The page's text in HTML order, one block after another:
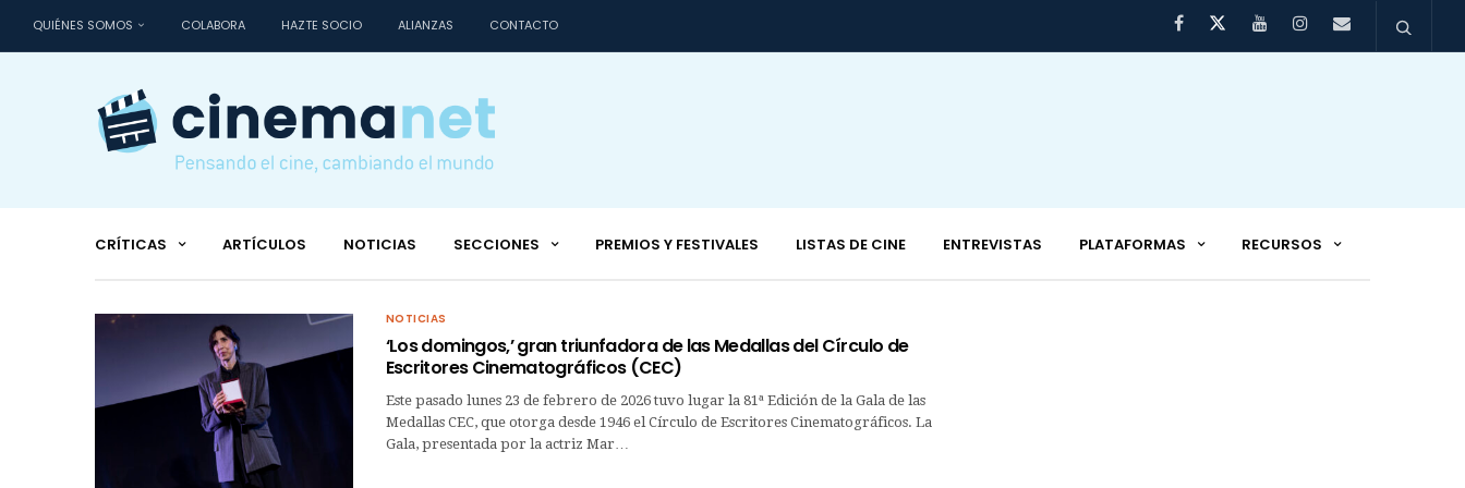
QUIÉNES SOMOS COLABORA HAZTE SOCIO ALIANZAS CONTACTO
CRÍTICAS ARTÍCULOS NOTICIAS SECCIONES PREMIOS Y FESTIVALES LISTAS DE CINE ENTREVISTAS PLATAFORMAS RECURSOS
NOTICIAS
‘Los domingos,’ gran triunfadora de las Medallas del Círculo de
Escritores Cinematográficos (CEC)
Este pasado lunes 23 de febrero de 2026 tuvo lugar la 81ª Edición de la Gala de las
Medallas CEC, que otorga desde 1946 el Círculo de Escritores Cinematográficos. La
Gala, presentada por la actriz Mar…